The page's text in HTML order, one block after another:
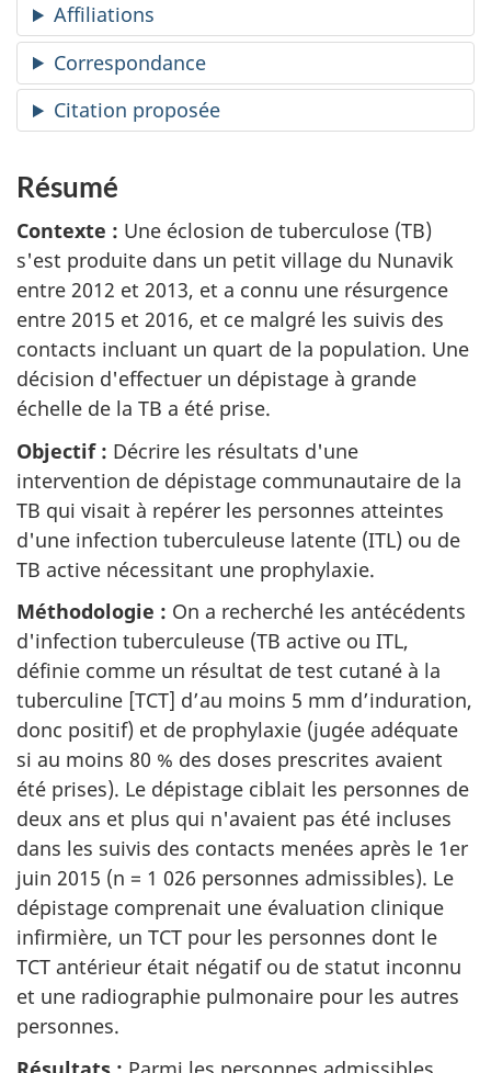
Affiliations
Correspondance
Citation proposée
Résumé
Contexte : Une éclosion de tuberculose (TB)
s'est produite dans un petit village du Nunavik
entre 2012 et 2013, et a connu une résurgence
entre 2015 et 2016, et ce malgré les suivis des
contacts incluant un quart de la population. Une
décision d'effectuer un dépistage à grande
échelle de la TB a été prise.
Objectif : Décrire les résultats d'une
intervention de dépistage communautaire de la
TB qui visait à repérer les personnes atteintes
d'une infection tuberculeuse latente (ITL) ou de
TB active nécessitant une prophylaxie.
Méthodologie : On a recherché les antécédents
d'infection tuberculeuse (TB active ou ITL,
définie comme un résultat de test cutané à la
tuberculine [TCT] d’au moins 5 mm d’induration,
donc positif) et de prophylaxie (jugée adéquate
si au moins 80 % des doses prescrites avaient
été prises). Le dépistage ciblait les personnes de
deux ans et plus qui n'avaient pas été incluses
dans les suivis des contacts menées après le 1er
juin 2015 (n = 1 026 personnes admissibles). Le
dépistage comprenait une évaluation clinique
infirmière, un TCT pour les personnes dont le
TCT antérieur était négatif ou de statut inconnu
et une radiographie pulmonaire pour les autres
personnes.